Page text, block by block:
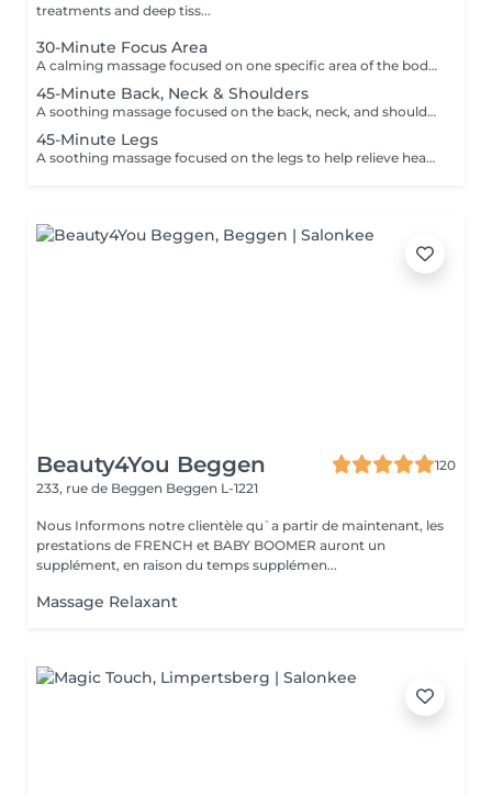
treatments and deep tiss...
30-Minute Focus Area
A calming massage focused on one specific area of the body to help reduce tension, promote relaxation, and relieve daily stress. Using smooth flowing techniques and oil, the treatment can target areas such as the back, neck, shoulders, legs, or arms according to your needs and preferences.
45-Minute Back, Neck & Shoulders
A soothing massage focused on the back, neck, and shoulders to help release built-up tension, reduce stress, and promote deep relaxation. Using smooth flowing techniques and oil, this treatment helps calm the body and mind while easing muscular tightness caused by daily stress, posture, or fatigue.
45-Minute Legs
A soothing massage focused on the legs to help relieve heaviness, fatigue, and everyday tension. Using smooth relaxing techniques and oil, this treatment promotes circulation, relaxation, and an overall feeling of lightness and wellbeing. Ideal for tired or overworked legs.
Beauty4You Beggen
120
233, rue de Beggen Beggen L-1221
Nous Informons notre clientèle qu`a partir de maintenant, les
prestations de FRENCH et BABY BOOMER auront un
supplément, en raison du temps supplémen...
Massage Relaxant